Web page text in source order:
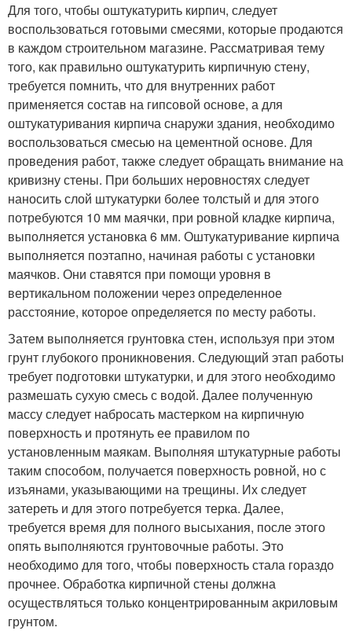
Для того, чтобы оштукатурить кирпич, следует
воспользоваться готовыми смесями, которые продаются
в каждом строительном магазине. Рассматривая тему
того, как правильно оштукатурить кирпичную стену,
требуется помнить, что для внутренних работ
применяется состав на гипсовой основе, а для
оштукатуривания кирпича снаружи здания, необходимо
воспользоваться смесью на цементной основе. Для
проведения работ, также следует обращать внимание на
кривизну стены. При больших неровностях следует
наносить слой штукатурки более толстый и для этого
потребуются 10 мм маячки, при ровной кладке кирпича,
выполняется установка 6 мм. Оштукатуривание кирпича
выполняется поэтапно, начиная работы с установки
маячков. Они ставятся при помощи уровня в
вертикальном положении через определенное
расстояние, которое определяется по месту работы.
Затем выполняется грунтовка стен, используя при этом
грунт глубокого проникновения. Следующий этап работы
требует подготовки штукатурки, и для этого необходимо
размешать сухую смесь с водой. Далее полученную
массу следует набросать мастерком на кирпичную
поверхность и протянуть ее правилом по
установленным маякам. Выполняя штукатурные работы
таким способом, получается поверхность ровной, но с
изъянами, указывающими на трещины. Их следует
затереть и для этого потребуется терка. Далее,
требуется время для полного высыхания, после этого
опять выполняются грунтовочные работы. Это
необходимо для того, чтобы поверхность стала гораздо
прочнее. Обработка кирпичной стены должна
осуществляться только концентрированным акриловым
грунтом.